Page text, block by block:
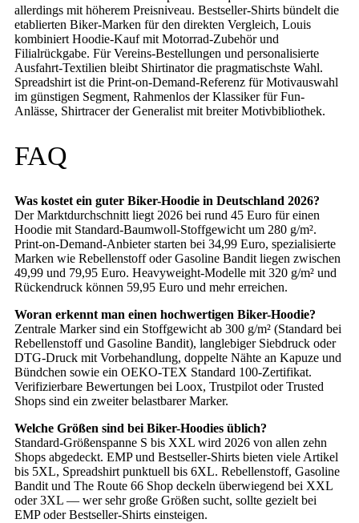
allerdings mit höherem Preisniveau. Bestseller-Shirts bündelt die
etablierten Biker-Marken für den direkten Vergleich, Louis
kombiniert Hoodie-Kauf mit Motorrad-Zubehör und
Filialrückgabe. Für Vereins-Bestellungen und personalisierte
Ausfahrt-Textilien bleibt Shirtinator die pragmatischste Wahl.
Spreadshirt ist die Print-on-Demand-Referenz für Motivauswahl
im günstigen Segment, Rahmenlos der Klassiker für Fun-
Anlässe, Shirtracer der Generalist mit breiter Motivbibliothek.
FAQ
Was kostet ein guter Biker-Hoodie in Deutschland 2026?
Der Marktdurchschnitt liegt 2026 bei rund 45 Euro für einen
Hoodie mit Standard-Baumwoll-Stoffgewicht um 280 g/m².
Print-on-Demand-Anbieter starten bei 34,99 Euro, spezialisierte
Marken wie Rebellenstoff oder Gasoline Bandit liegen zwischen
49,99 und 79,95 Euro. Heavyweight-Modelle mit 320 g/m² und
Rückendruck können 59,95 Euro und mehr erreichen.
Woran erkennt man einen hochwertigen Biker-Hoodie?
Zentrale Marker sind ein Stoffgewicht ab 300 g/m² (Standard bei
Rebellenstoff und Gasoline Bandit), langlebiger Siebdruck oder
DTG-Druck mit Vorbehandlung, doppelte Nähte an Kapuze und
Bündchen sowie ein OEKO-TEX Standard 100-Zertifikat.
Verifizierbare Bewertungen bei Loox, Trustpilot oder Trusted
Shops sind ein zweiter belastbarer Marker.
Welche Größen sind bei Biker-Hoodies üblich?
Standard-Größenspanne S bis XXL wird 2026 von allen zehn
Shops abgedeckt. EMP und Bestseller-Shirts bieten viele Artikel
bis 5XL, Spreadshirt punktuell bis 6XL. Rebellenstoff, Gasoline
Bandit und The Route 66 Shop deckeln überwiegend bei XXL
oder 3XL — wer sehr große Größen sucht, sollte gezielt bei
EMP oder Bestseller-Shirts einsteigen.